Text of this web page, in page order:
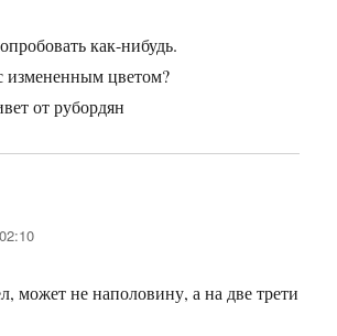
как-нибудь.
измененным цветом?
от рубордян
может не наполовину, а на две трети